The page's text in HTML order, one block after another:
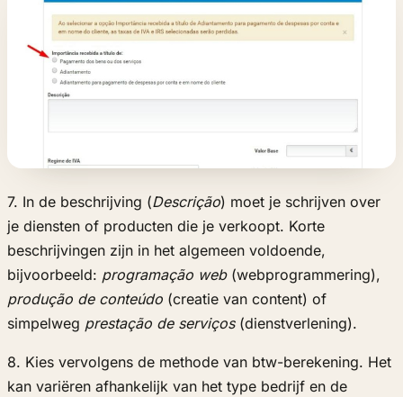
7. In de beschrijving (Descrição) moet je schrijven over
je diensten of producten die je verkoopt. Korte
beschrijvingen zijn in het algemeen voldoende,
bijvoorbeeld: programação web(webprogrammering),
produção de conteúdo (creatie van content) of
simpelweg prestação de serviços(dienstverlening).
8. Kies vervolgens de methode van btw-berekening. Het
kan variëren afhankelijk van het type bedrijf en de